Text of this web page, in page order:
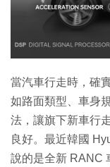
當汽車行走時，確
如路面類型、車身
法，讓旗下新車行
良好。最近韓國
說的是全新 RANC